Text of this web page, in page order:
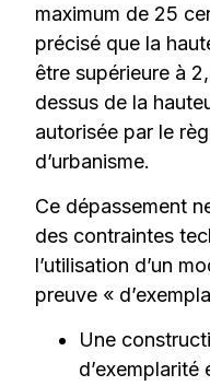
maximum de 25
précisé que la
être supérieure à
dessus de la
autorisée par le
d’urbanisme.
Ce dépassement
des contraintes
l’utilisation d’un
preuve «
Une